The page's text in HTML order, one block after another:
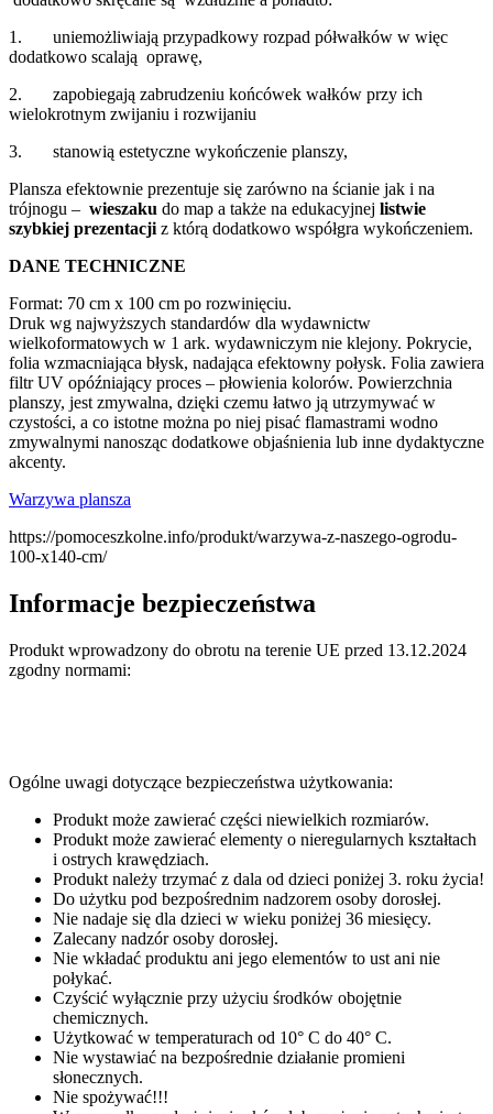
1. uniemożliwiają przypadkowy rozpad półwałków w więc
dodatkowo scalają oprawę,
2. zapobiegają zabrudzeniu końcówek wałków przy ich
wielokrotnym zwijaniu i rozwijaniu
3. stanowią estetyczne wykończenie planszy,
Plansza efektownie prezentuje się zarówno na ścianie jak i na
trójnogu – wieszaku do map a także na edukacyjnej listwie
szybkiej prezentacji z którą dodatkowo współgra wykończeniem.
DANE TECHNICZNE
Format: 70 cm x 100 cm po rozwinięciu.
Druk wg najwyższych standardów dla wydawnictw
wielkoformatowych w 1 ark. wydawniczym nie klejony. Pokrycie,
folia wzmacniająca błysk, nadająca efektowny połysk. Folia zawiera
filtr UV opóźniający proces – płowienia kolorów. Powierzchnia
planszy, jest zmywalna, dzięki czemu łatwo ją utrzymywać w
czystości, a co istotne można po niej pisać flamastrami wodno
zmywalnymi nanosząc dodatkowe objaśnienia lub inne dydaktyczne
akcenty.
Warzywa plansza
https://pomoceszkolne.info/produkt/warzywa-z-naszego-ogrodu-
100-x140-cm/
Informacje bezpieczeństwa
Produkt wprowadzony do obrotu na terenie UE przed 13.12.2024
zgodny normami:
Ogólne uwagi dotyczące bezpieczeństwa użytkowania:
Produkt może zawierać części niewielkich rozmiarów.
Produkt może zawierać elementy o nieregularnych kształtach
i ostrych krawędziach.
Produkt należy trzymać z dala od dzieci poniżej 3. roku życia!
Do użytku pod bezpośrednim nadzorem osoby dorosłej.
Nie nadaje się dla dzieci w wieku poniżej 36 miesięcy.
Zalecany nadzór osoby dorosłej.
Nie wkładać produktu ani jego elementów to ust ani nie
połykać.
Czyścić wyłącznie przy użyciu środków obojętnie
chemicznych.
Użytkować w temperaturach od 10° C do 40° C.
Nie wystawiać na bezpośrednie działanie promieni
słonecznych.
Nie spożywać!!!